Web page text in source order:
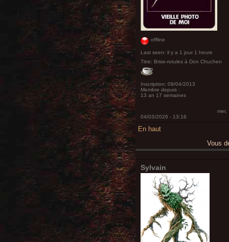
offline
Last seen: il y a 1 jour 1 heure
Titre: Brise-rotules à Don Chuchen
Inscription: 09/04/2013
Membre depuis :
13 an 17 semaines
mer,
04/03/2026 - 13:16
En haut
Vous
Sylvain